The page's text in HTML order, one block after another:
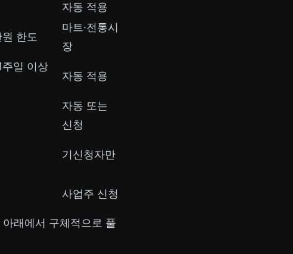
자동 적용
한도
마트·전통시
장
일 이상
자동 적용
자동 또는
신청
기신청자만
사업주 신청
래에서 구체적으로 풀